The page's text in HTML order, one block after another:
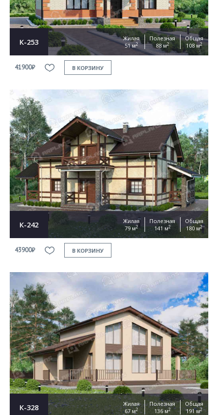
К-253
Жилая
51 м2
Полезная
88 м2
Общая
108 м2
41900₽ В КОРЗИНУ
К-242
Жилая
79 м2
Полезная
141 м2
Общая
180 м2
43900₽ В КОРЗИНУ
К-328
Жилая
67 м2
Полезная
136 м2
Общая
191 м2